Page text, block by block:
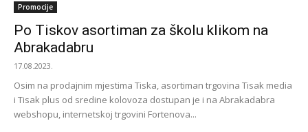
Promocije
Po Tiskov asortiman za školu klikom na
Abrakadabru
17.08.2023.
Osim na prodajnim mjestima Tiska, asortiman trgovina Tisak media
i Tisak plus od sredine kolovoza dostupan je i na Abrakadabra
webshopu, internetskoj trgovini Fortenova...